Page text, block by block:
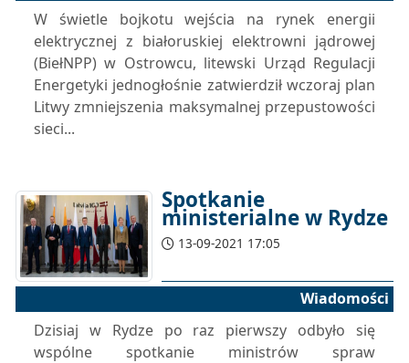
W świetle bojkotu wejścia na rynek energii
elektrycznej z białoruskiej elektrowni jądrowej
(BiełNPP) w Ostrowcu, litewski Urząd Regulacji
Energetyki jednogłośnie zatwierdził wczoraj plan
Litwy zmniejszenia maksymalnej przepustowości
sieci...
Spotkanie
ministerialne w Rydze
13-09-2021 17:05
Wiadomości
Dzisiaj w Rydze po raz pierwszy odbyło się
wspólne spotkanie ministrów spraw